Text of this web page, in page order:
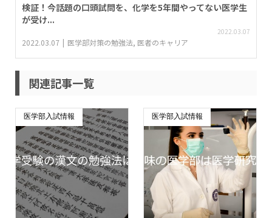
検証！今話題の口頭試問を、化学を5年間やってない医学生
が受け...
2022.03.07
2022.03.07 医学部対策の勉強法, 医者のキャリア
関連記事一覧
医学部入試情報 医学部入試情報